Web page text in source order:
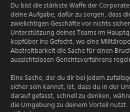
Du bist die stärkste Waffe der
deine Aufgabe, dafür zu sorgen, dass
zwielichtigen Geschäfte vor nichts
Unterstützung deines Teams im
kopfüber ins Gefecht, wo eine
Abstreitbarkeit die Sache für einen
aussichtslosen Gerichtsverfahrens
Eine Sache, der du dir bei jedem
sicher sein kannst, ist, dass du in der
darauf gefasst, schnell zu denken,
die Umgebung zu deinem Vorteil nutzt.